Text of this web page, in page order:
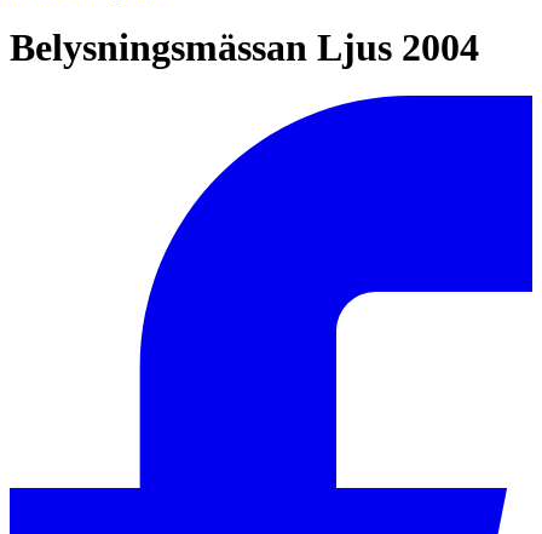
Belysningsmässan Ljus 2004